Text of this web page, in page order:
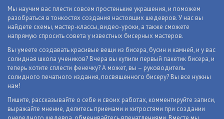
Мы научим вас плести совсем простенькие украшения, и поможем
разобраться в тонкостях создания настоящих шедевров. У нас вы
найдете схемы, мастер-классы, видео-уроки, а также сможете
напрямую спросить совета у известных бисерных мастеров.
Вы умеете создавать красивые вещи из бисера, бусин и камней, и у вас
солидная школа учеников? Вчера вы купили первый пакетик бисера, и
теперь хотите сплести фенечку? А может, вы – руководитель
солидного печатного издания, посвященного бисеру? Вы все нужны
нам!
Пишите, рассказывайте о себе и своих работах, комментируйте записи,
выражайте мнение, делитесь приемами и хитростями при создании